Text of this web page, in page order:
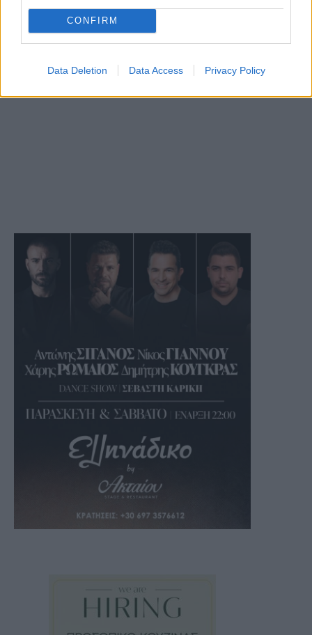
CONFIRM
Data Deletion Data Access Privacy Policy